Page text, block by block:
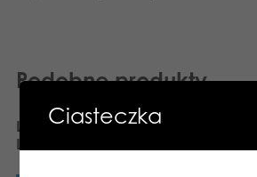
Podobne produkty
Lumo Stars Snowy Owl
Lappi classic plush
Ciasteczka